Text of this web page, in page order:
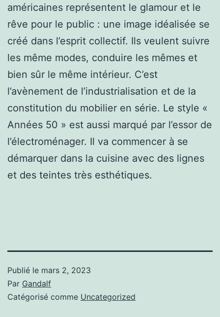
américaines représentent le glamour et le
rêve pour le public : une image idéalisée se
créé dans l’esprit collectif. Ils veulent suivre
les même modes, conduire les mêmes et
bien sûr le même intérieur. C’est
l’avènement de l’industrialisation et de la
constitution du mobilier en série. Le style «
Années 50 » est aussi marqué par l’essor de
l’électroménager. Il va commencer à se
démarquer dans la cuisine avec des lignes
et des teintes très esthétiques.
Publié le mars 2, 2023
Par Gandalf
Catégorisé comme Uncategorized